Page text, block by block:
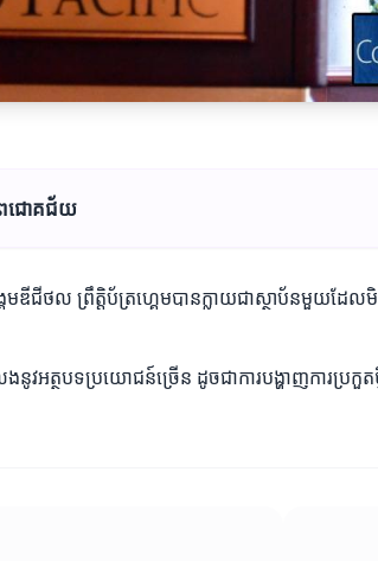
ពជោគជ័យ
ង្គមឌីជីថល ព្រឹត្តិប័ត្រហ្គេមបានក្លាយជាស្ថាប័នមួយ
វអត្ថបទប្រយោជន៍ច្រើន ដូចជាការបង្ហាញការប្រកួ